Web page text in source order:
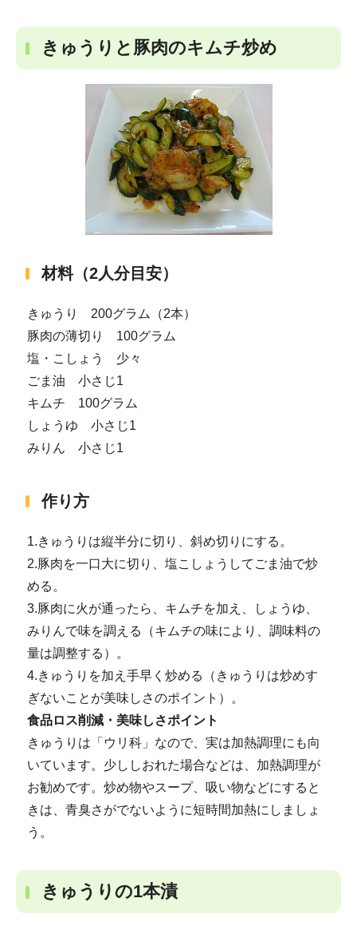
きゅうりと豚肉のキムチ炒め
材料（2人分目安）
きゅうり 200グラム（2本）
豚肉の薄切り 100グラム
塩・こしょう 少々
ごま油 小さじ1
キムチ 100グラム
しょうゆ 小さじ1
みりん 小さじ1
作り方
1.きゅうりは縦半分に切り、斜め切りにする。
2.豚肉を一口大に切り、塩こしょうしてごま油で炒
める。
3.豚肉に火が通ったら、キムチを加え、しょうゆ、
みりんで味を調える（キムチの味により、調味料の
量は調整する）。
4.きゅうりを加え手早く炒める（きゅうりは炒めす
ぎないことが美味しさのポイント）。
食品ロス削減・美味しさポイント
きゅうりは「ウリ科」なので、実は加熱調理にも向
いています。少ししおれた場合などは、加熱調理が
お勧めです。炒め物やスープ、吸い物などにすると
きは、青臭さがでないように短時間加熱にしましょ
う。
きゅうりの1本漬